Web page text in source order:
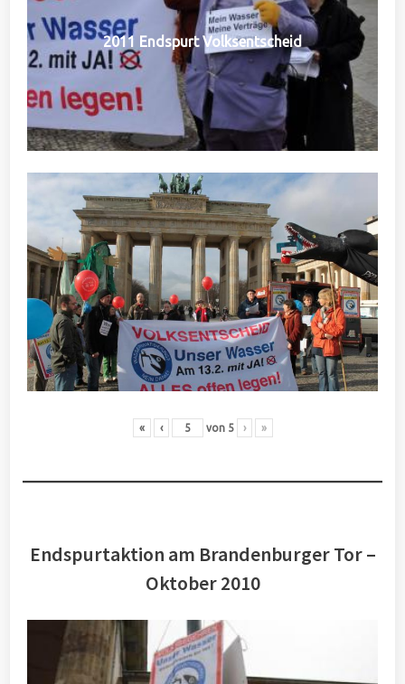
2011 Endspurt Volksentscheid
« ‹ von 5 › »
Endspurtaktion am Brandenburger Tor –
Oktober 2010